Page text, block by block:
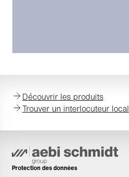
Découvrir les produits
Trouver un interlocuteur local
Protection des données